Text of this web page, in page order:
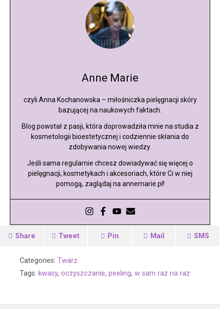
Anne Marie
czyli Anna Kochanowska – miłośniczka pielęgnacji skóry
bazującej na naukowych faktach.
Blog powstał z pasji, która doprowadziła mnie na studia z
kosmetologii bioestetycznej i codziennie skłania do
zdobywania nowej wiedzy.
Jeśli sama regularnie chcesz dowiadywać się więcej o
pielęgnacji, kosmetykach i akcesoriach, które Ci w niej
pomogą, zaglądaj na annemarie.pl!
Share Tweet Pin Mail SMS
Categories: Twarz
Tags: kwasy, oczyszczanie, peeling, w sam raz na raz